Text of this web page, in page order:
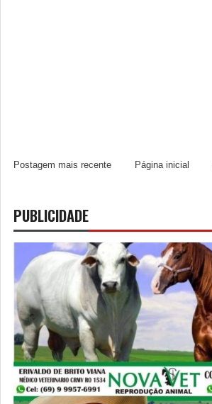
Postagem mais recente Página inicial
PUBLICIDADE